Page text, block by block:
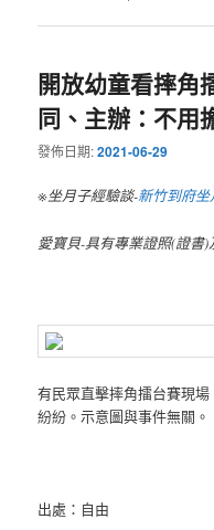
開放幼童看摔角
同、主辦：不用
發佈日期:2021-06-29
※坐月子經驗談-新竹到府坐
愛寶貝-具有專業證照(證書
有民眾直擊摔角擂台賽現
紛紛。示意圖與事件無關。
出處：自由